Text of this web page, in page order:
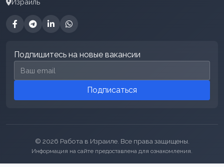
Израиль
Подпишитесь на новые вакансии
Email для подписки
Подписаться
© 2026 Работа в Израиле. Все права защищены.
Информация на сайте предоставлена для ознакомления.